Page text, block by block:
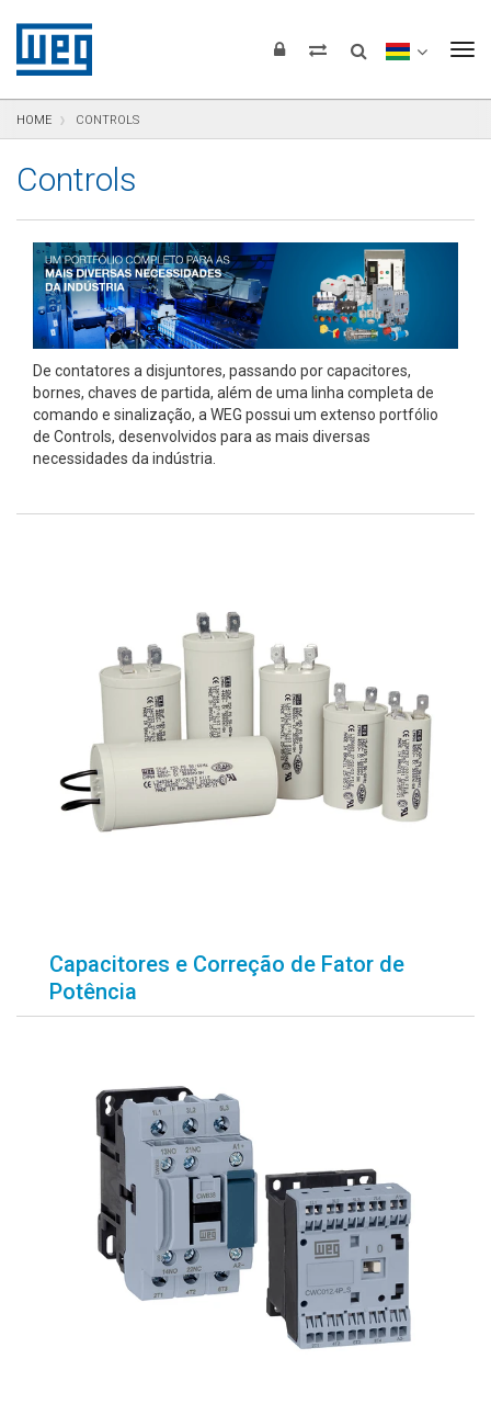
HOME CONTROLS
Controls
De contatores a disjuntores, passando por capacitores,
bornes, chaves de partida, além de uma linha completa de
comando e sinalização, a WEG possui um extenso portfólio
de Controls, desenvolvidos para as mais diversas
necessidades da indústria.
Capacitores e Correção de Fator de
Potência